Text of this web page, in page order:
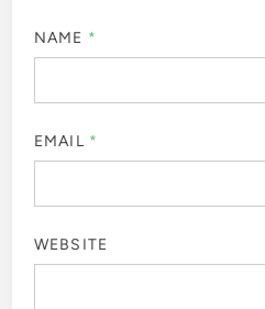
NAME *
EMAIL *
WEBSITE